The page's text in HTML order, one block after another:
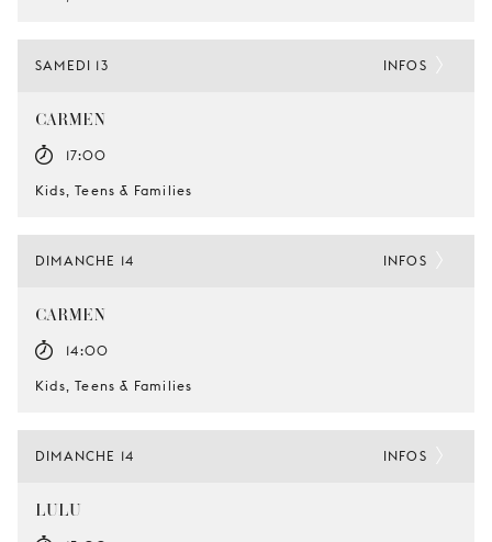
SAMEDI 13
CARMEN
17:00
Kids, Teens & Families
INFOS
DIMANCHE 14
CARMEN
14:00
Kids, Teens & Families
INFOS
DIMANCHE 14
LULU
INFOS